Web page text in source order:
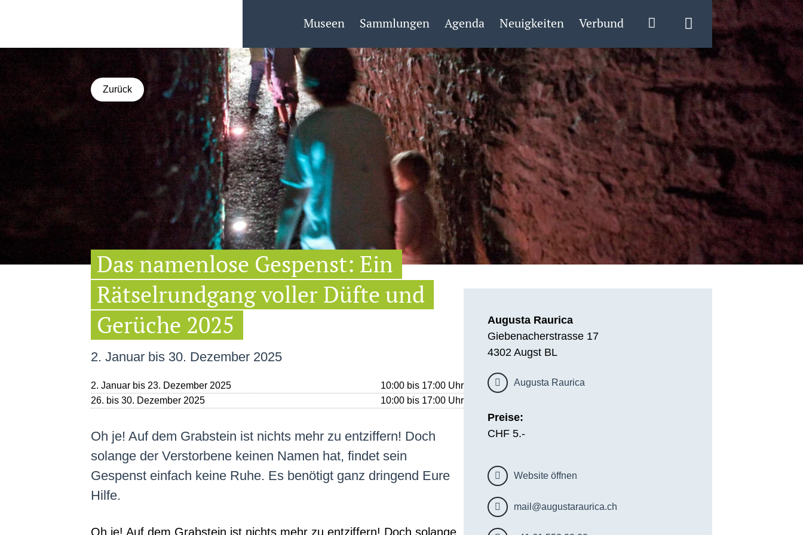
Museen Sammlungen Agenda Neuigkeiten Verbund Login
Zurück
Das namenlose Gespenst: Ein
Rätselrundgang voller Düfte und
Gerüche 2025
2. Januar bis 30. Dezember 2025
2. Januar bis 23. Dezember 2025
10:00 bis 17:00 Uhr
26. bis 30. Dezember 2025
10:00 bis 17:00 Uhr
Oh je! Auf dem Grabstein ist nichts mehr zu entziffern! Doch
solange der Verstorbene keinen Namen hat, findet sein
Gespenst einfach keine Ruhe. Es benötigt ganz dringend Eure
Hilfe.
Oh je! Auf dem Grabstein ist nichts mehr zu entziffern! Doch solange
Augusta Raurica
Giebenacherstrasse 17
4302 Augst BL
Augusta Raurica
Preise:
CHF 5.-
Website öffnen
mail@augustaraurica.ch